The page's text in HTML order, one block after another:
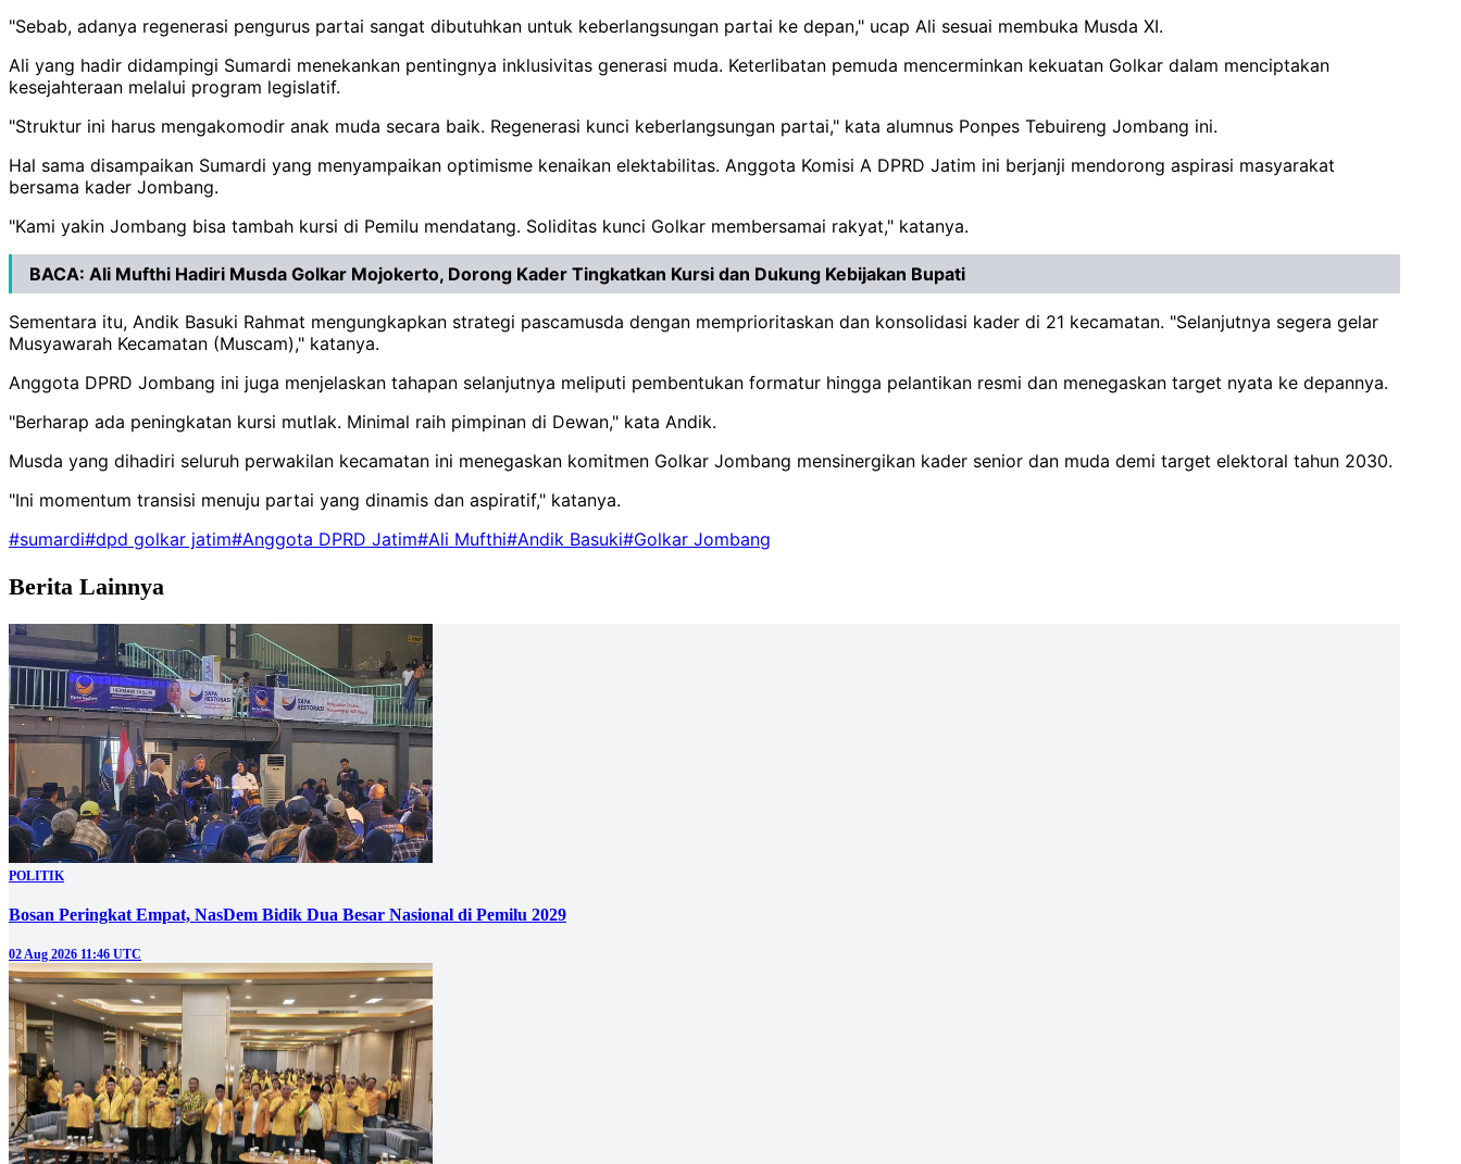
"Sebab, adanya regenerasi pengurus partai sangat dibutuhkan untuk keberlangsungan partai ke depan," ucap Ali sesuai membuka Musda XI.
Ali yang hadir didampingi Sumardi menekankan pentingnya inklusivitas generasi muda. Keterlibatan pemuda mencerminkan kekuatan Golkar dalam menciptakan
kesejahteraan melalui program legislatif.
"Struktur ini harus mengakomodir anak muda secara baik. Regenerasi kunci keberlangsungan partai," kata alumnus Ponpes Tebuireng Jombang ini.
Hal sama disampaikan Sumardi yang menyampaikan optimisme kenaikan elektabilitas. Anggota Komisi A DPRD Jatim ini berjanji mendorong aspirasi masyarakat
bersama kader Jombang.
"Kami yakin Jombang bisa tambah kursi di Pemilu mendatang. Soliditas kunci Golkar membersamai rakyat," katanya.
BACA: Ali Mufthi Hadiri Musda Golkar Mojokerto, Dorong Kader Tingkatkan Kursi dan Dukung Kebijakan Bupati
Sementara itu, Andik Basuki Rahmat mengungkapkan strategi pascamusda dengan memprioritaskan dan konsolidasi kader di 21 kecamatan. "Selanjutnya segera gelar
Musyawarah Kecamatan (Muscam)," katanya.
Anggota DPRD Jombang ini juga menjelaskan tahapan selanjutnya meliputi pembentukan formatur hingga pelantikan resmi dan menegaskan target nyata ke depannya.
"Berharap ada peningkatan kursi mutlak. Minimal raih pimpinan di Dewan," kata Andik.
Musda yang dihadiri seluruh perwakilan kecamatan ini menegaskan komitmen Golkar Jombang mensinergikan kader senior dan muda demi target elektoral tahun 2030.
"Ini momentum transisi menuju partai yang dinamis dan aspiratif," katanya.
#sumardi#dpd golkar jatim#Anggota DPRD Jatim#Ali Mufthi#Andik Basuki#Golkar Jombang
Berita Lainnya
POLITIK
Bosan Peringkat Empat, NasDem Bidik Dua Besar Nasional di Pemilu 2029
02 Aug 2026 11:46 UTC